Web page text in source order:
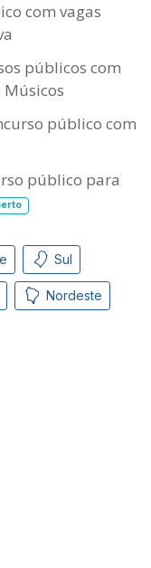
com vagas
públicos com
Músicos
público com
público para
Sul
Nordeste